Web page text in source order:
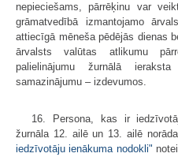
nepieciešams, pārrēķinu var
grāmatvedībā izmantojamo
attiecīgā mēneša pēdējās dienas
ārvalsts valūtas atlikumu
palielinājumu žurnālā
samazinājumu – izdevumos.
16. Persona, kas ir
žurnāla 12. ailē un 13. ailē
iedzīvotāju ienākuma nodokli"